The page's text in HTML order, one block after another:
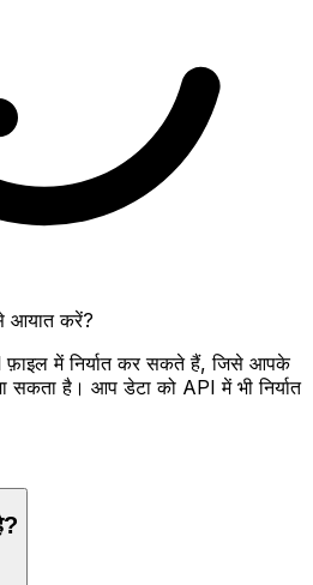
आयात करें?
में निर्यात कर सकते हैं, जिसे आपके
सकता है। आप डेटा को API में भी निर्यात